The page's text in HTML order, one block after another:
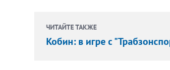
ЧИТАЙТЕ ТАКЖЕ
Кобин: в игре с